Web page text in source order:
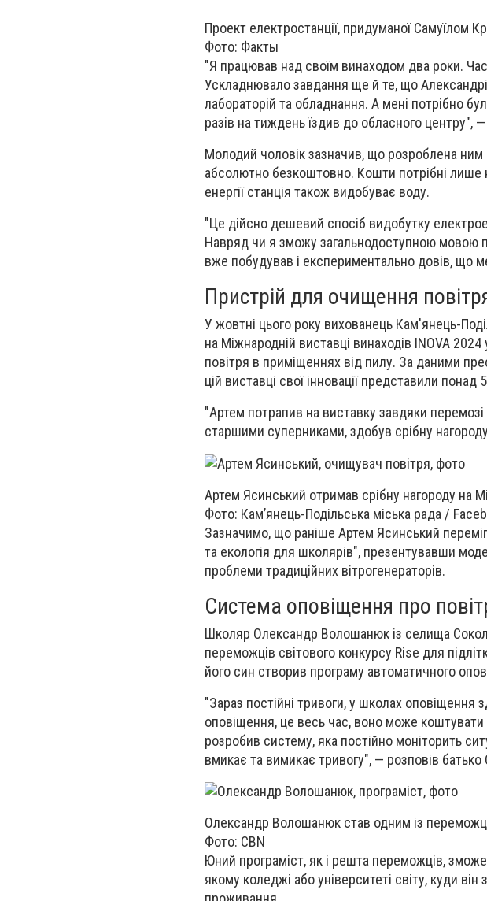
Проект електростанції, придуманої Самуїлом
Фото: Факты
"Я працював над своїм винаходом два роки.
Ускладнювало завдання ще й те, що
лабораторій та обладнання. А мені потрібно
разів на тиждень їздив до обласного центру",
Молодий чоловік зазначив, що розроблена
абсолютно безкоштовно. Кошти потрібні лише
енергії станція також видобуває воду.
"Це дійсно дешевий спосіб видобутку
Навряд чи я зможу загальнодоступною мовою
вже побудував і експериментально довів, що
Пристрій для очищення
У жовтні цього року вихованець Кам'янець-
на Міжнародній виставці винаходів INOVA
повітря в приміщеннях від пилу. За даними
цій виставці свої інновації представили понад
"Артем потрапив на виставку завдяки перемозі
старшими суперниками, здобув срібну
Артем Ясинський отримав срібну нагороду на
Фото: Кам’янець-Подільська міська рада /
Зазначимо, що раніше Артем Ясинський
та екологія для школярів", презентувавши
проблеми традиційних вітрогенераторів.
Система оповіщення про
Школяр Олександр Волошанюк із селища
переможців світового конкурсу Rise для
його син створив програму автоматичного
"Зараз постійні тривоги, у школах оповіщення
оповіщення, це весь час, воно може
розробив систему, яка постійно моніторить
вмикає та вимикає тривогу", — розповів
Олександр Волошанюк став одним із
Фото: CBN
Юний програміст, як і решта переможців,
якому коледжі або університеті світу, куди